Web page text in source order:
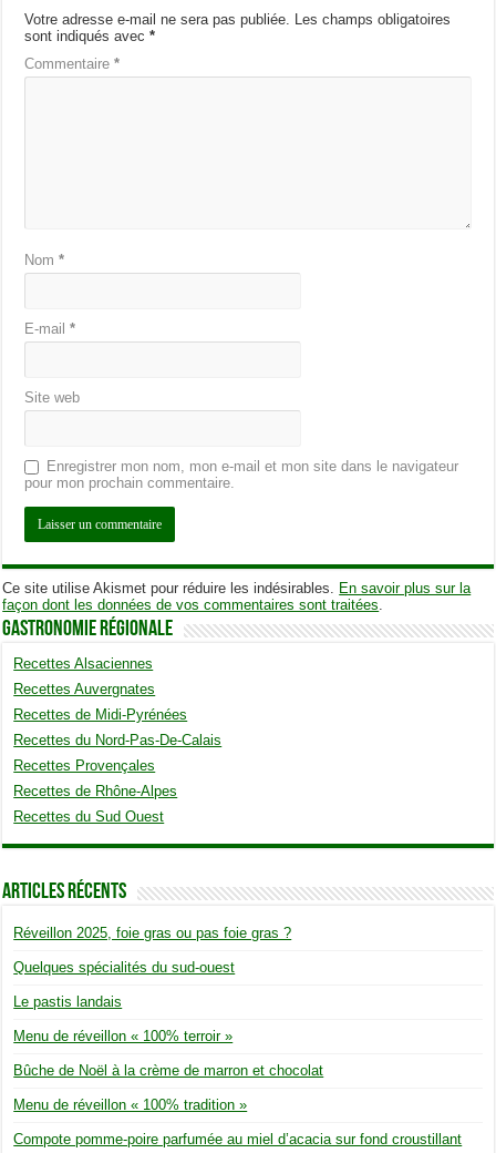
Votre adresse e-mail ne sera pas publiée. Les champs obligatoires
sont indiqués avec*
Commentaire*
Nom*
E-mail*
Site web
Enregistrer mon nom, mon e-mail et mon site dans le navigateur
pour mon prochain commentaire.
Ce site utilise Akismet pour réduire les indésirables. En savoir plus sur la
façon dont les données de vos commentaires sont traitées
Gastronomie Régionale
Recettes Alsaciennes
Recettes Auvergnates
Recettes de Midi-Pyrénées
Recettes du Nord-Pas-De-Calais
Recettes Provençales
Recettes de Rhône-Alpes
Recettes du Sud Ouest
Articles Récents
Réveillon 2025, foie gras ou pas foie gras ?
Quelques spécialités du sud-ouest
Le pastis landais
Menu de réveillon « 100% terroir »
Bûche de Noël à la crème de marron et chocolat
Menu de réveillon « 100% tradition »
Compote pomme-poire parfumée au miel d’acacia sur fond croustillant